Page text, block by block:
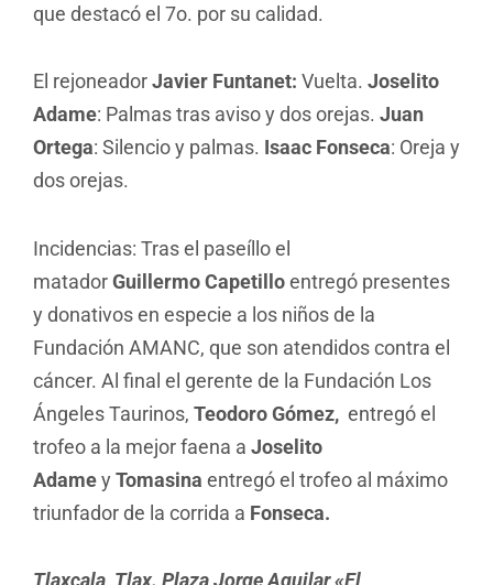
que destacó el 7o. por su calidad.
El rejoneadorJavier Funtanet: Vuelta. Joselito
Adame: Palmas tras aviso y dos orejas. Juan
Ortega: Silencio y palmas. Isaac Fonseca: Oreja y
dos orejas.
Incidencias: Tras el paseíllo el
matadorGuillermo Capetilloentregó presentes
y donativos en especie a los niños de la
Fundación AMANC, que son atendidos contra el
cáncer. Al final el gerente de la Fundación Los
Ángeles Taurinos, Teodoro Gómez, entregó el
trofeo a la mejor faena a Joselito
Adamey Tomasina entregó el trofeo al máximo
triunfador de la corrida a Fonseca.
Tlaxcala, Tlax. Plaza Jorge Aguilar «El